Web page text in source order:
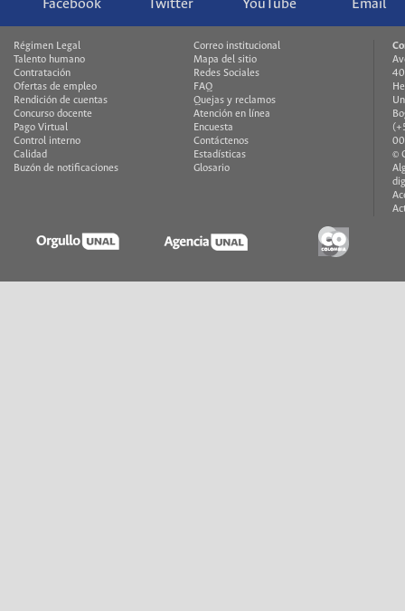
Facebook Twitter YouTube Email
Régimen Legal
Talento humano
Contratación
Ofertas de empleo
Rendición de cuentas
Concurso docente
Pago Virtual
Control interno
Calidad
Buzón de notificaciones
Correo institucional
Mapa del sitio
Redes Sociales
FAQ
Quejas y reclamos
Atención en línea
Encuesta
Contáctenos
Estadísticas
Glosario
©